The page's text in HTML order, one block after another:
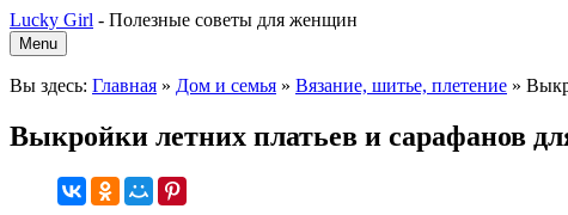
Lucky Girl - Полезные советы для женщин
Menu
Вы здесь: Главная » Дом и семья » Вязание, шитье, плетение »
Выкройки летних платьев и сарафанов